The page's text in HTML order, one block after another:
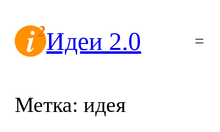
содержимомуИдеи 2.0
Метка:идея